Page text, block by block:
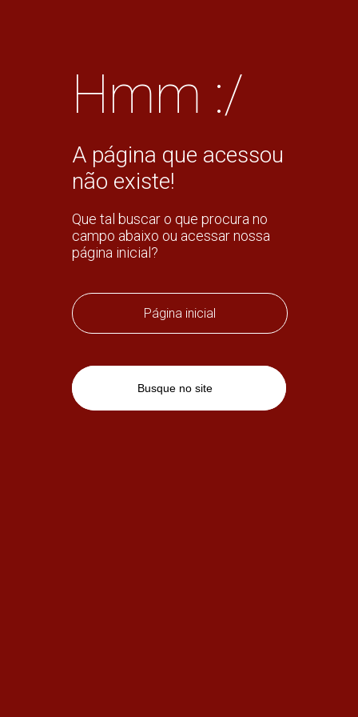
Hmm :/
A página que acessou
não existe!
Que tal buscar o que procura no
campo abaixo ou acessar nossa
página inicial?
Página inicial